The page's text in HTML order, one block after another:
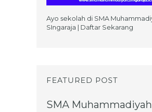
Ayo sekolah di SMA
SIngaraja | Daftar Sekarang
FEATURED POST
SMA